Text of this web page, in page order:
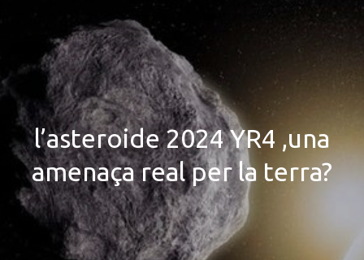
l’asteroide 2024 YR4 ,una
amenaça real per la terra?